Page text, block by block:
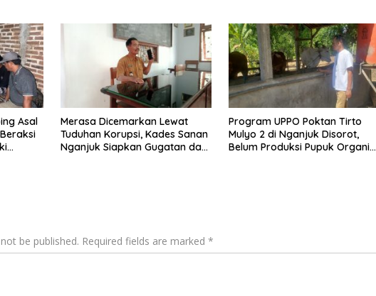
Asal
Merasa Dicemarkan Lewat
Tuduhan Korupsi, Kades Sanan
Nganjuk Siapkan Gugatan dan
Program UPPO Poktan Tirto
Mulyo 2 di Nganjuk Disorot,
Belum Produksi Pupuk Organik
be published. Required fields are marked *